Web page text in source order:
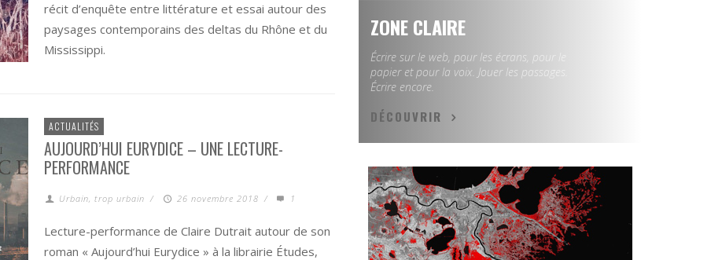
récit d’enquête entre littérature et essai autour des
paysages contemporains des deltas du Rhône et du
Mississippi.
ACTUALITÉS
AUJOURD’HUI EURYDICE – UNE LECTURE-
PERFORMANCE
Urbain, trop urbain / 26 novembre 2018 / 1
Lecture-performance de Claire Dutrait autour de son
roman « Aujourd’hui Eurydice » à la librairie Études,
ZONE CLAIRE
Écrire sur le web, pour les écrans, pour le
papier et pour la voix. Jouer les passages.
Écrire encore.
DÉCOUVRIR